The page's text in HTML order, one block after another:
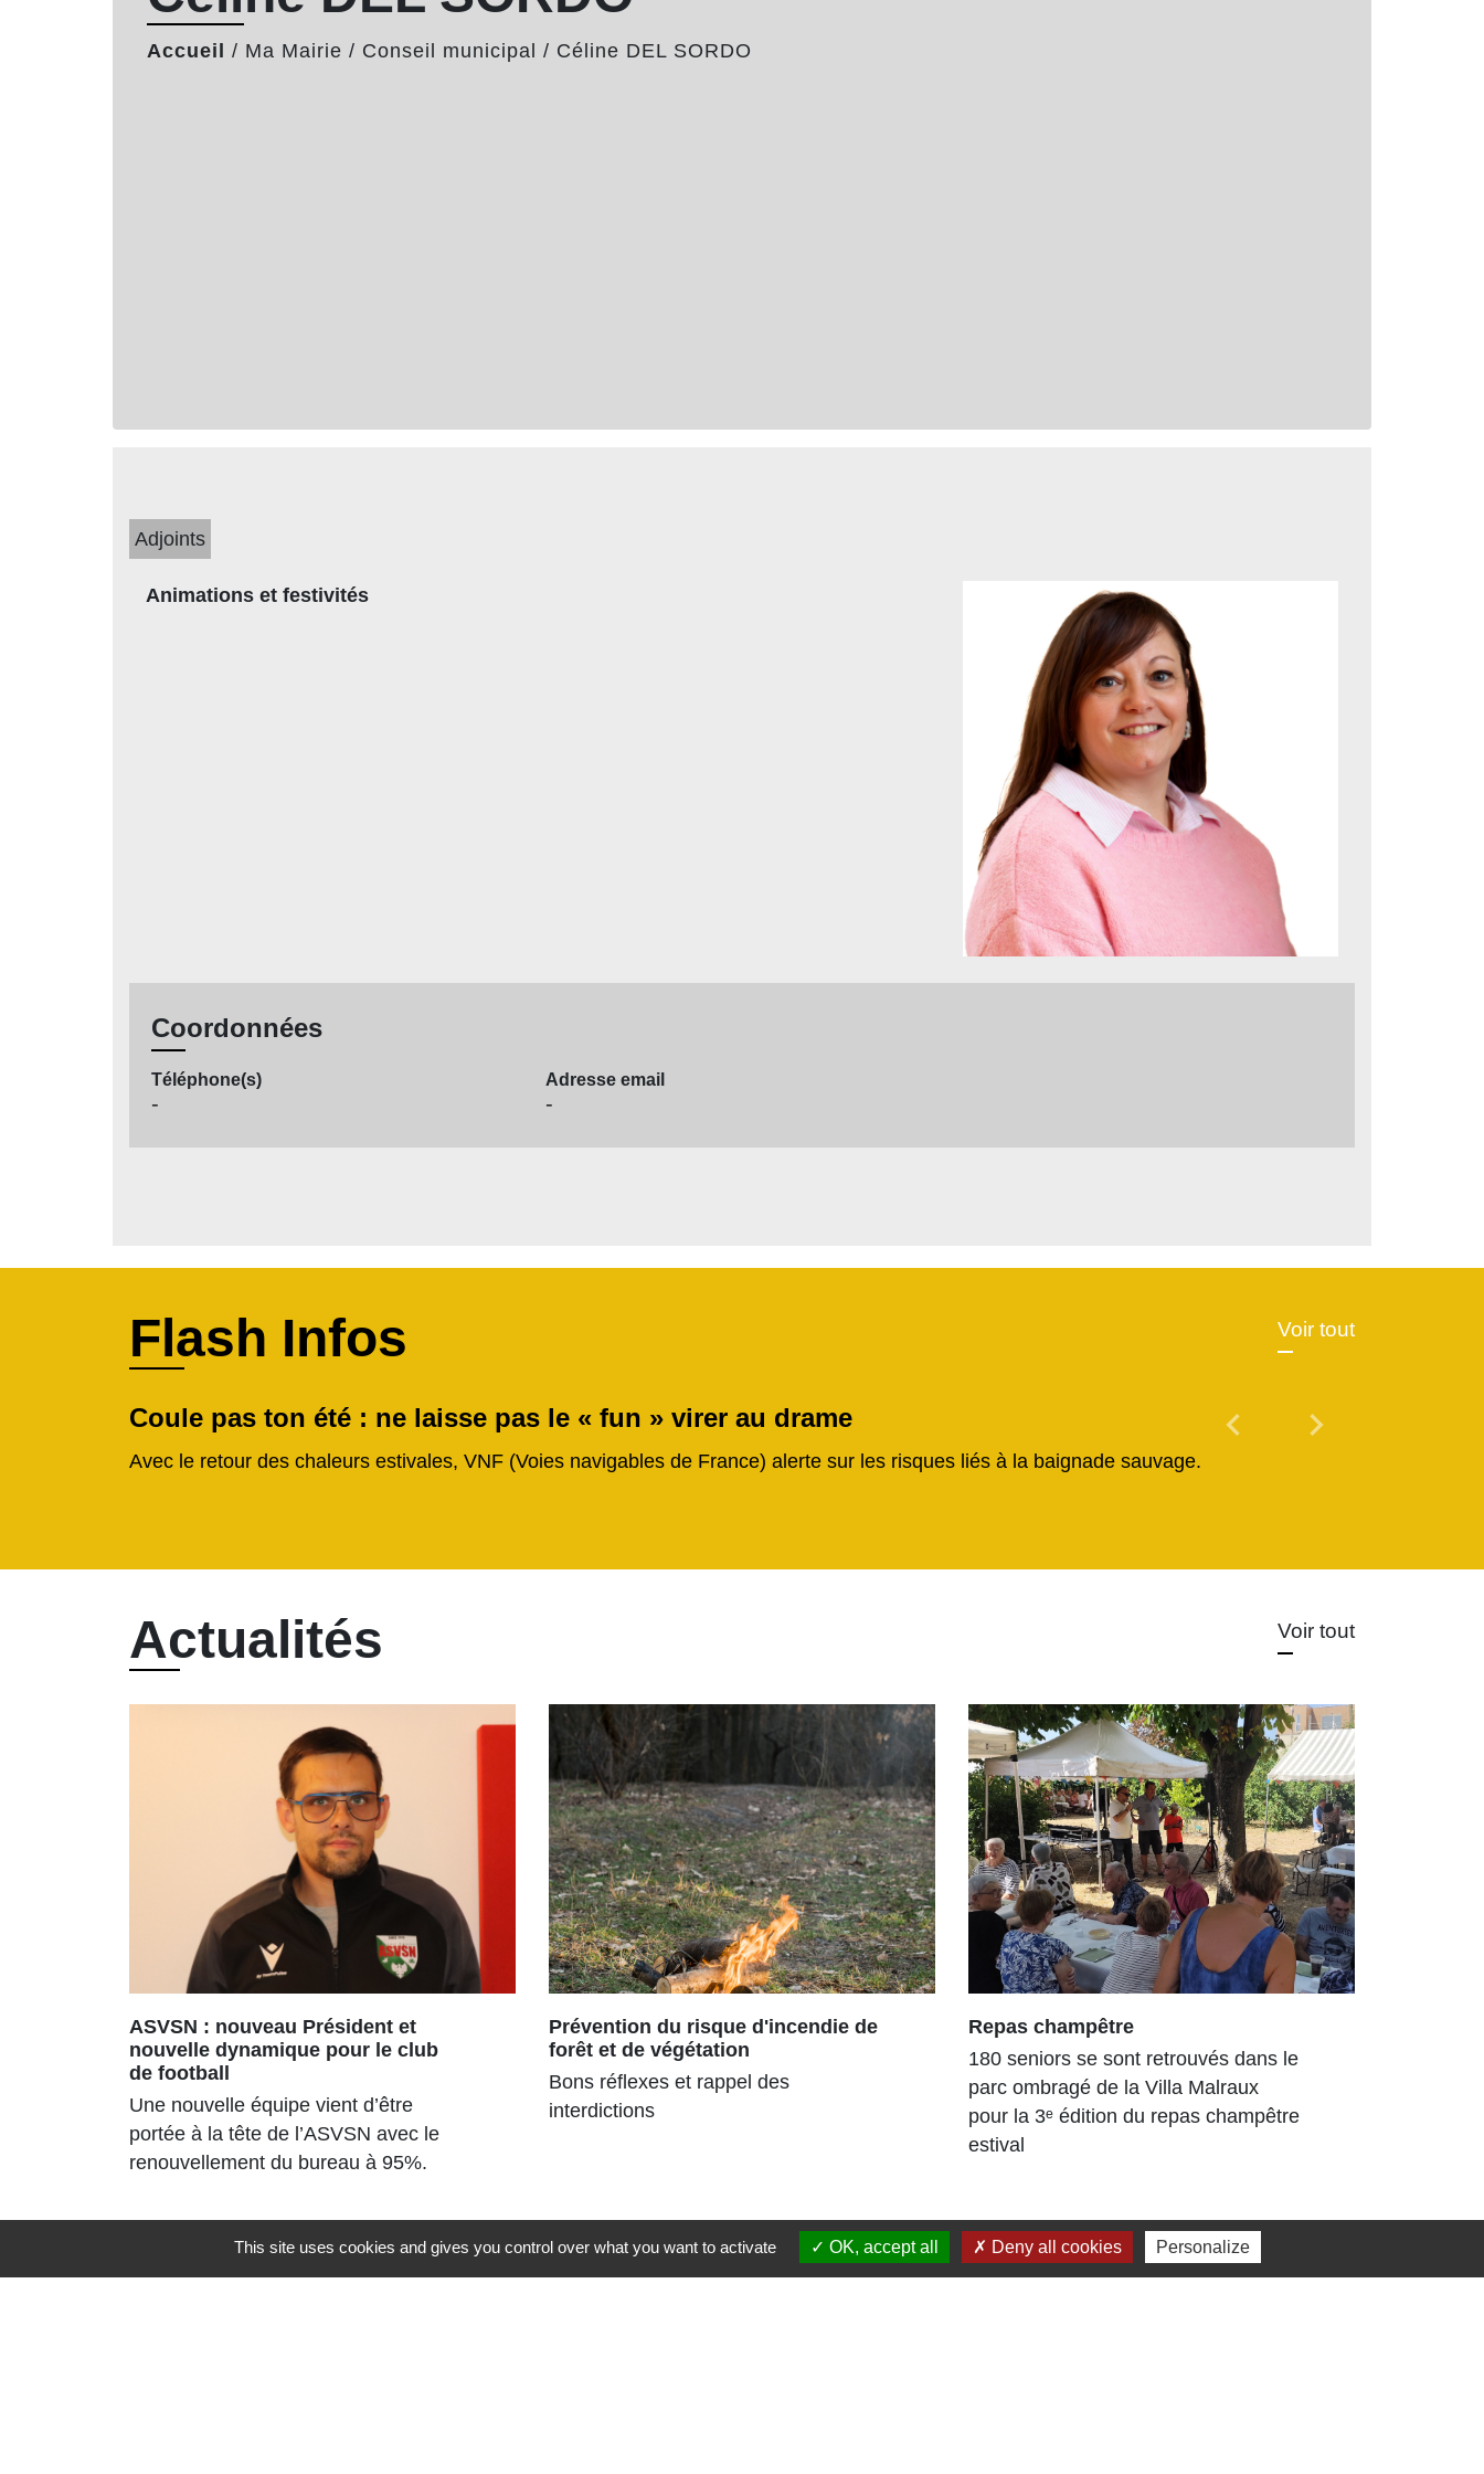
Accueil / Ma Mairie / Conseil municipal / Céline DEL SORDO
Adjoints
Animations et festivités
Coordonnées
Téléphone(s)
-
Adresse email
-
Flash Infos Voir tout
Coule pas ton été : ne laisse pas le « fun » virer au drame
Avec le retour des chaleurs estivales, VNF (Voies navigables de France) alerte sur les risques liés à la baignade sauvage.
chevron_left Previous
chevron_right
Actualités Voir tout
ASVSN : nouveau Président et
nouvelle dynamique pour le club
de football
Une nouvelle équipe vient d’être
portée à la tête de l’ASVSN avec le
renouvellement du bureau à 95%.
Prévention du risque d'incendie de
forêt et de végétation
Bons réflexes et rappel des
interdictions
Repas champêtre
180 seniors se sont retrouvés dans le
parc ombragé de la Villa Malraux
pour la 3ᵉ édition du repas champêtre
estival
This site uses cookies and gives you control over what you want to activate OK, accept all Deny all cookies Personalize